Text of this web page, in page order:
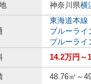
神奈川県横
東海道本線
ブルーライ
ブルーライ
14.2万円～
48.76㎡～